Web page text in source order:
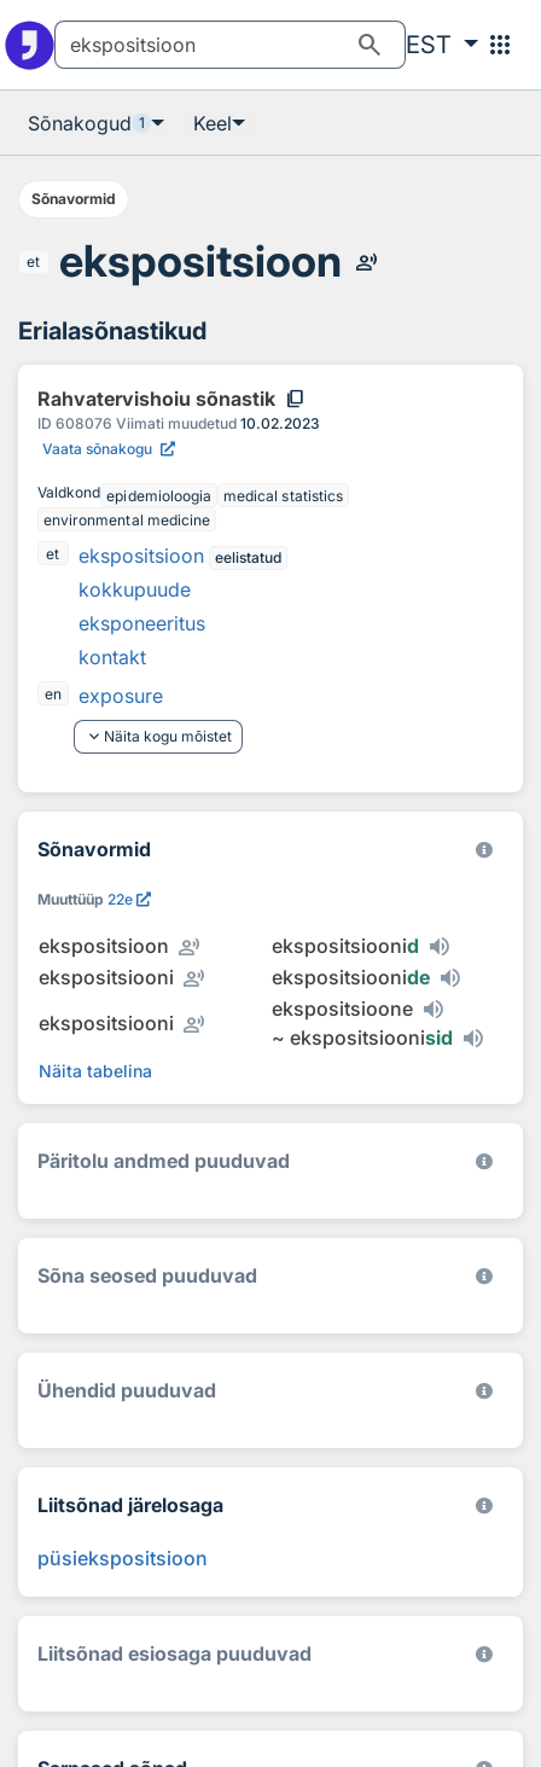
search EST apps
Sõnakogud 1 Keel
Sõnavormid
et ekspositsioon record_voice_over
Erialasõnastikud
Rahvatervishoiu sõnastik content_copy
ID 608076 Viimati muudetud 10.02.2023
Vaata sõnakogu
Valdkond epidemioloogia
medical statistics
environmental medicine
et
ekspositsioon eelistatud
kokkupuude
eksponeeritus
kontakt
en
exposure
keyboard_arrow_down Näita kogu mõistet
Sõnavormid
Muuttüüp 22e
ekspositsioon record_voice_over ekspositsioonid
ekspositsiooni record_voice_over ekspositsioonide
ekspositsiooni record_voice_over
ekspositsioone
~ ekspositsioonisid
Näita tabelina
Päritolu andmed puuduvad
Sõna seosed puuduvad
Ühendid puuduvad
Liitsõnad järelosaga
püsiekspositsioon
Liitsõnad esiosaga puuduvad